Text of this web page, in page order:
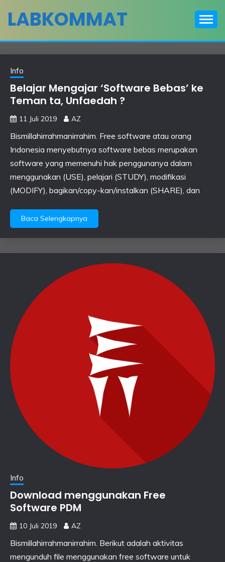
LABKOMMAT
Info
Belajar Mengajar ‘Software Bebas’ ke
Teman ta, Unfaedah ?
11 Juli 2019 AZ
Bismillahirrahmanirrahim. Free software atau orang
Indonesia menyebutnya software bebas merupakan
software yang memenuhi hak penggunanya dalam
menggunakan (USE), pelajari (STUDY), modifikasi
(MODIFY), bagikan/copy-kan/instalkan (SHARE), dan
Baca Selengkapnya
Info
Download menggunakan Free
Software PDM
10 Juli 2019 AZ
Bismillahirrahmanirrahim. Berikut adalah aktivitas
mengunduh file menggunakan free software untuk